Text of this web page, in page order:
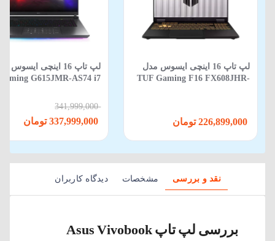
لپ تاپ 16 اینچی ایسوس مدل
TUF Gaming F16 FX608JHR-
لپ‌ تاپ 16 اینچی ایسوس
G615JMR-AS74 i7
RTX5060-WIN 11
341,999,000
نقد و بررسی مشخصات دیدگاه کاربران
بررسی لپ‌ تاپ Asus Vivobook